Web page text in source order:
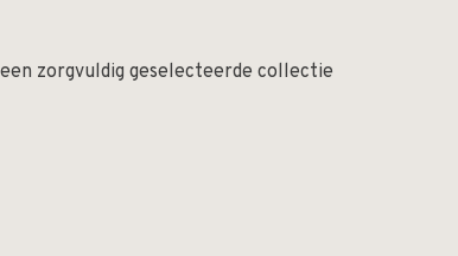
zorgvuldig geselecteerde collectie